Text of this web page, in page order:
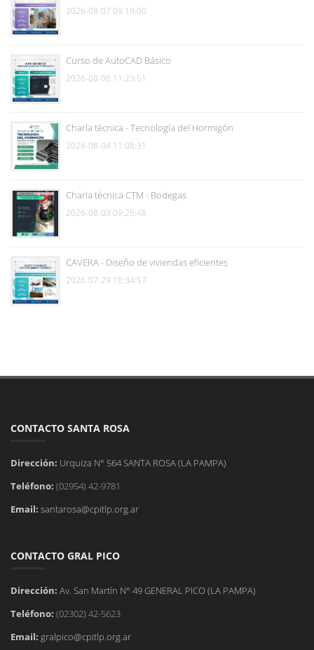
2026-08-07 09:19:00
Curso de AutoCAD Básico
2026-08-06 11:23:51
Charla técnica - Tecnología del Hormigón
2026-08-04 11:08:31
Charla técnica CTM - Bodegas
2026-08-03 09:25:48
CAVERA - Diseño de viviendas eficientes
2026-07-29 10:34:57
CONTACTO SANTA ROSA
Dirección: Urquiza N° 564 SANTA ROSA (LA PAMPA)
Teléfono: (02954) 42-9781
Email: santarosa@cpitlp.org.ar
CONTACTO GRAL PICO
Dirección: Av. San Martín N° 49 GENERAL PICO (LA PAMPA)
Teléfono: (02302) 42-5623
Email: gralpico@cpitlp.org.ar